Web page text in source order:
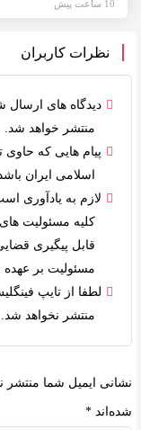
10 ساعت پیش
نظرات کاربران
دیدگاه های
منتشر خواهد شد.
پیام هایی که حاوی
اسلامی ایران
لازم به یادآوری
کلیه مسئولیت
قابل پیگیری
مسئولیت بر
لطفا از تایپ
منتشر نخواهد شد.
نشانی ایمیل شما منتشر
شده‌اند *